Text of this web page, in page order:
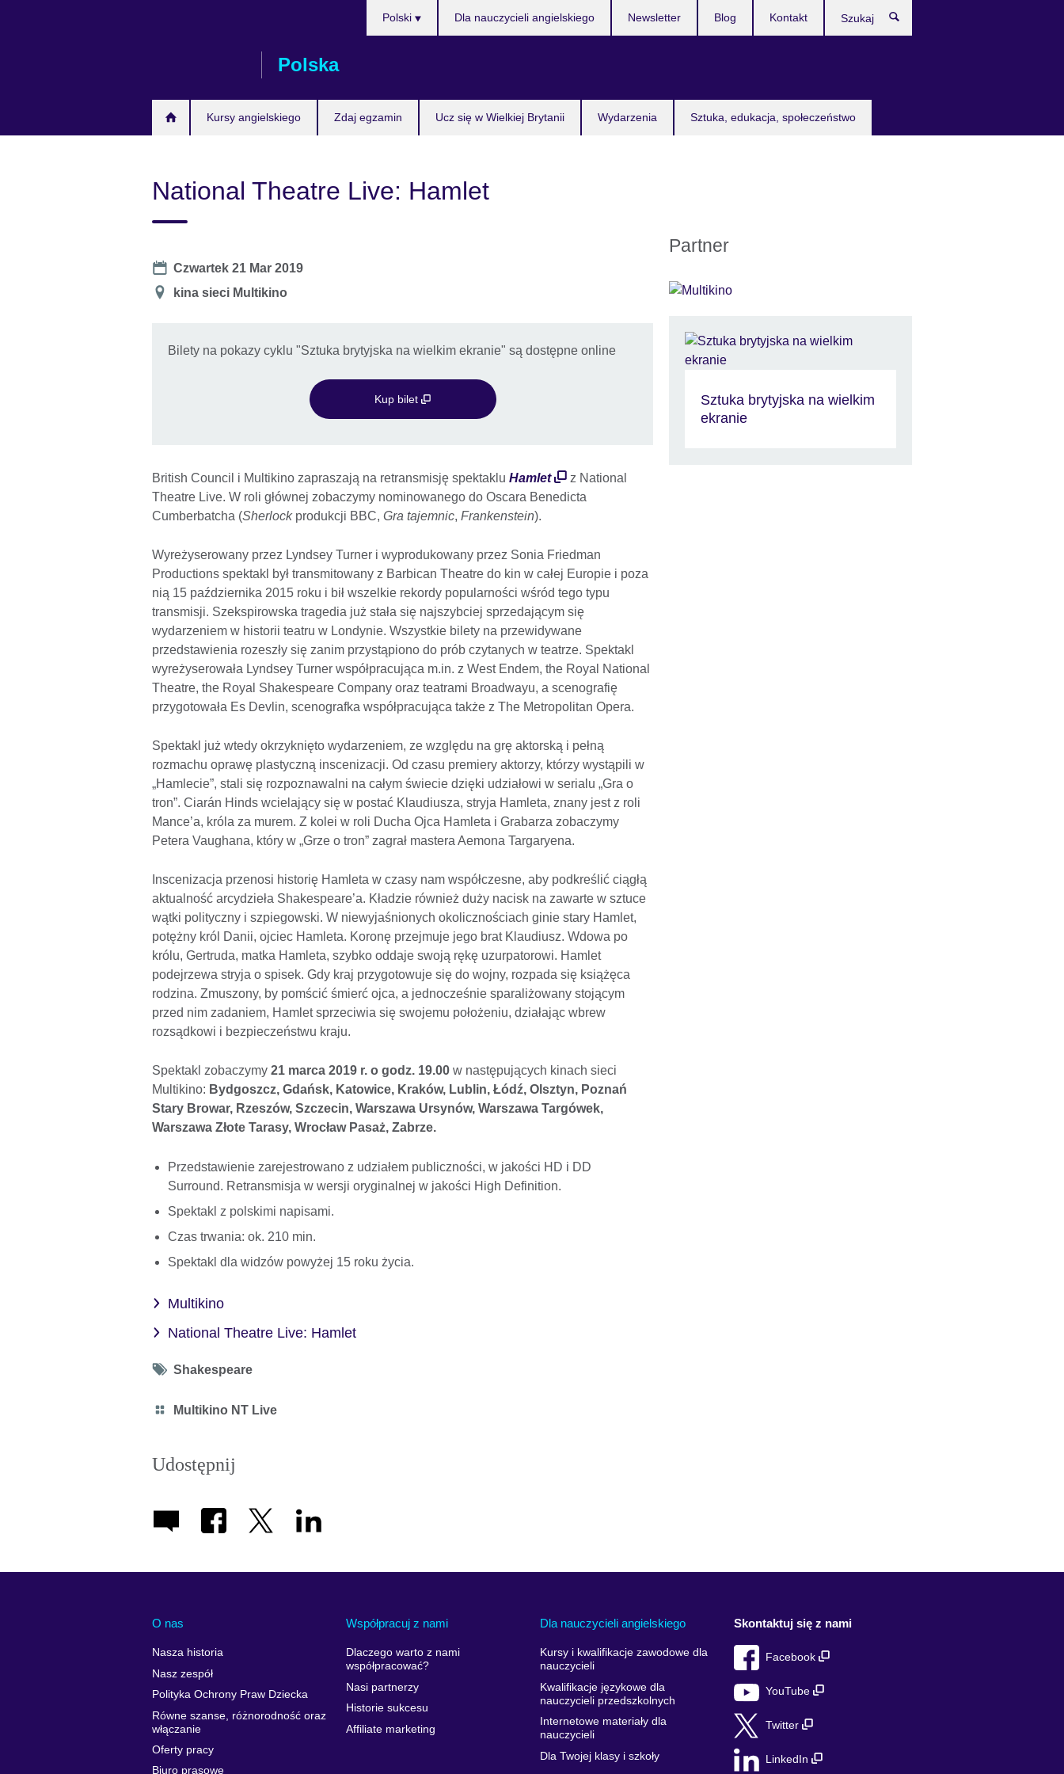
Polska
Kursy angielskiego Zdaj egzamin Ucz się w Wielkiej Brytanii Wydarzenia Sztuka, edukacja, społeczeństwo
Polski Dla nauczycieli angielskiego Newsletter Blog Kontakt
National Theatre Live: Hamlet
Date
Czwartek 21 Mar 2019
Miejsce
kina sieci Multikino
Bilety na pokazy cyklu "Sztuka brytyjska na wielkim ekranie" są dostępne online
Kup bilet
British Council i Multikino zapraszają na retransmisję spektaklu Hamlet
z National
Theatre Live. W roli głównej zobaczymy nominowanego do Oscara Benedicta
Cumberbatcha (Sherlockprodukcji BBC, Gra tajemnic, Frankenstein).
Wyreżyserowany przez Lyndsey Turner i wyprodukowany przez Sonia Friedman
Productions spektakl był transmitowany z Barbican Theatre do kin w całej Europie i poza
nią 15 października 2015 roku i bił wszelkie rekordy popularności wśród tego typu
transmisji. Szekspirowska tragedia już stała się najszybciej sprzedającym się
wydarzeniem w historii teatru w Londynie. Wszystkie bilety na przewidywane
przedstawienia rozeszły się zanim przystąpiono do prób czytanych w teatrze. Spektakl
wyreżyserowała Lyndsey Turner współpracująca m.in. z West Endem, the Royal National
Theatre, the Royal Shakespeare Company oraz teatrami Broadwayu, a scenografię
przygotowała Es Devlin, scenografka współpracująca także z The Metropolitan Opera.
Spektakl już wtedy okrzyknięto wydarzeniem, ze względu na grę aktorską i pełną
rozmachu oprawę plastyczną inscenizacji. Od czasu premiery aktorzy, którzy wystąpili w
„Hamlecie”, stali się rozpoznawalni na całym świecie dzięki udziałowi w serialu „Gra o
tron”. Ciarán Hinds wcielający się w postać Klaudiusza, stryja Hamleta, znany jest z roli
Mance’a, króla za murem. Z kolei w roli Ducha Ojca Hamleta i Grabarza zobaczymy
Petera Vaughana, który w „Grze o tron” zagrał mastera Aemona Targaryena.
Inscenizacja przenosi historię Hamleta w czasy nam współczesne, aby podkreślić ciągłą
aktualność arcydzieła Shakespeare’a. Kładzie również duży nacisk na zawarte w sztuce
wątki polityczny i szpiegowski. W niewyjaśnionych okolicznościach ginie stary Hamlet,
potężny król Danii, ojciec Hamleta. Koronę przejmuje jego brat Klaudiusz. Wdowa po
królu, Gertruda, matka Hamleta, szybko oddaje swoją rękę uzurpatorowi. Hamlet
podejrzewa stryja o spisek. Gdy kraj przygotowuje się do wojny, rozpada się książęca
rodzina. Zmuszony, by pomścić śmierć ojca, a jednocześnie sparaliżowany stojącym
przed nim zadaniem, Hamlet sprzeciwia się swojemu położeniu, działając wbrew
rozsądkowi i bezpieczeństwu kraju.
Spektakl zobaczymy 21 marca 2019 r. o godz. 19.00 w następujących kinach sieci
Multikino: Bydgoszcz, Gdańsk, Katowice, Kraków, Lublin, Łódź, Olsztyn, Poznań
Stary Browar, Rzeszów, Szczecin, Warszawa Ursynów, Warszawa Targówek,
Warszawa Złote Tarasy, Wrocław Pasaż, Zabrze.
Przedstawienie zarejestrowano z udziałem publiczności, w jakości HD i DD
Surround. Retransmisja w wersji oryginalnej w jakości High Definition.
Spektakl z polskimi napisami.
Czas trwania: ok. 210 min.
Spektakl dla widzów powyżej 15 roku życia.
Multikino
National Theatre Live: Hamlet
Tag
Shakespeare
Category
Multikino NT Live
Udostępnij
Partner
Sztuka brytyjska na wielkim
ekranie
O nas
Nasza historia
Nasz zespół
Polityka Ochrony Praw Dziecka
Równe szanse, różnorodność oraz
włączanie
Oferty pracy
Biuro prasowe
Współpracuj z nami
Dlaczego warto z nami
współpracować?
Nasi partnerzy
Historie sukcesu
Affiliate marketing
Dla nauczycieli angielskiego
Kursy i kwalifikacje zawodowe dla
nauczycieli
Kwalifikacje językowe dla
nauczycieli przedszkolnych
Internetowe materiały dla
nauczycieli
Dla Twojej klasy i szkoły
Skontaktuj się z nami
Facebook
YouTube
Twitter
LinkedIn